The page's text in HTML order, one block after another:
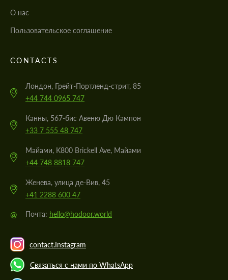
О нас
Пользовательское соглашение
CONTACTS
Лондон, Грейт-Портленд-стрит, 85
+44 744 0965 747
Канны, 567-бис Авеню Дю Кампон
+33 7 555 48 747
Майами, K800 Brickell Ave, Майами
+44 748 8818 747
Женева, улица де-Вив, 45
+41 2288 600 47
@ Почта: hello@hodoor.world
contact.Instagram
Связаться с нами по WhatsApp